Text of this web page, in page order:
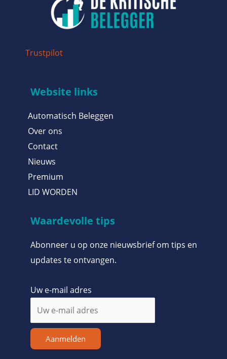
Trustpilot
Website links
Automatisch Beleggen
Over ons
Contact
Nieuws
Premium
LID WORDEN
Waardevolle tips
Abonneer u op onze nieuwsbrief om tips en
updates te ontvangen.
Uw e-mail adres
Aanmelden